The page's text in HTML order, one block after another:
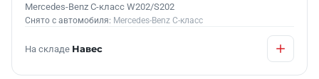
Mercedes-Benz C-класс W202/S202
Снято с автомобиля: Mercedes-Benz C-класс
На складе Навес